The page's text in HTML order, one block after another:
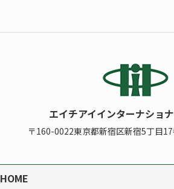
エイチアイインターナショ
〒160-0022東京都新宿区新宿5丁目
HOME